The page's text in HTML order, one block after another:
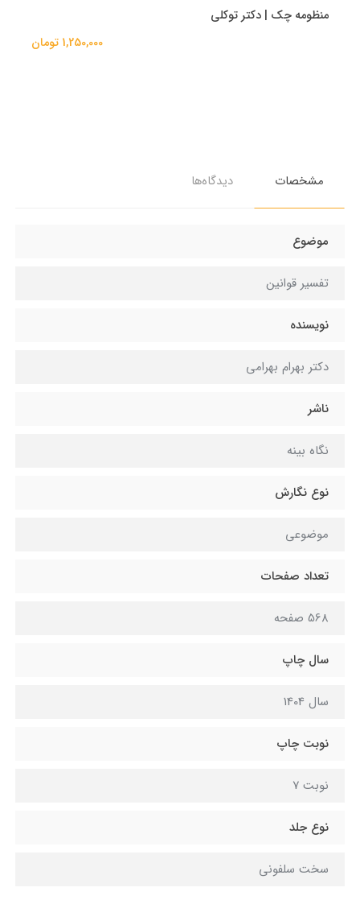
منظومه چک | دکتر توکلی
1,250,000 تومان
مشخصات دیدگاه‌ها
موضوع
تفسیر قوانین
نویسنده
دکتر بهرام بهرامی
ناشر
نگاه بینه
نوع نگارش
موضوعی
تعداد صفحات
568 صفحه
سال چاپ
سال 1404
نوبت چاپ
نوبت 7
نوع جلد
سخت سلفونی